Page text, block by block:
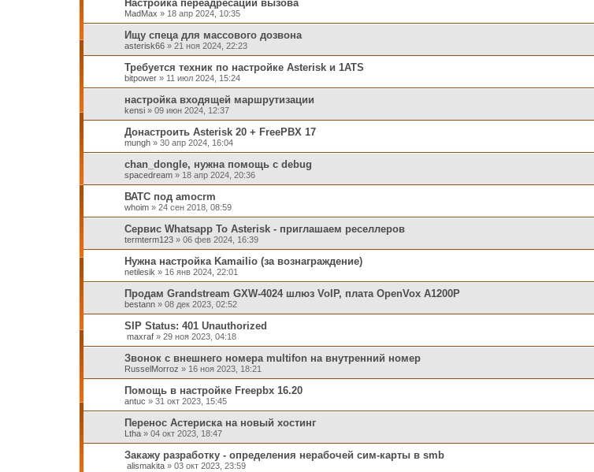
Настройка переадресации вызова
MadMax » 18 апр 2024, 10:35
Ищу спеца для массового дозвона
asterisk66» 21 ноя 2024, 22:23
Требуется техник по настройке Asterisk и 1ATS
bitpower» 11 июл 2024, 15:24
настройка входящей маршрутизации
kensi» 09 июн 2024, 12:37
Донастроить Asterisk 20 + FreePBX 17
mungh» 30 апр 2024, 16:04
chan_dongle, нужна помощь с debug
spacedream» 18 апр 2024, 20:36
ВАТС под amocrm
whoim» 24 сен 2018, 08:59
Сервис Whatsapp To Asterisk - приглашаем реселлеров
termterm123» 06 фев 2024, 16:39
Нужна настройка Kamailio (за вознаграждение)
netilesik» 16 янв 2024, 22:01
Продам Grandstream GXW-4024 шлюз VoIP, плата OpenVox A1200P
bestann» 08 дек 2023, 02:52
SIP Status: 401 Unauthorized
maxraf» 29 ноя 2023, 04:18
Звонок с внешнего номера multifon на внутренний номер
RusselMorroz » 16 ноя 2023, 18:21
Помощь в настройке Freepbx 16.20
antuc » 31 окт 2023, 15:45
Перенос Астериска на новый хостинг
Ltha» 04 окт 2023, 18:47
Закажу разработку - определения нерабочей сим-карты в smb
alismakita» 03 окт 2023, 23:59